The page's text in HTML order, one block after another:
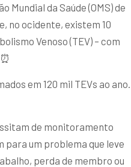
Mundial da Saúde (OMS) de
no ocidente, existem 10
Venoso (TEV) – com
em 120 mil TEVs ao ano.
de monitoramento
para um problema que leve
perda de membro ou